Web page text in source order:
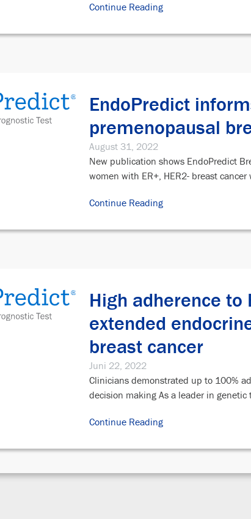
Continue Reading
EndoPredict
premenopausal
August 31, 2022
New publication shows EndoPredict
women with ER+, HER2- breast
Continue Reading
High adherence
extended
breast cancer
Juni 22, 2022
Clinicians demonstrated up to 100%
decision making As a leader in genetic
Continue Reading